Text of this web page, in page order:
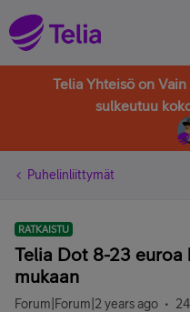
Telia Yhteisö on
sulkeutuu
Puhelinliittymät
RATKAISTU
Telia Dot 8-23 euroa
mukaan
Forum|Forum|2 years ago